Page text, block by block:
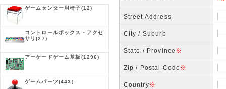
ゲームセンター用椅子(12)
コントロールボックス・アクセ
サリ(27)
アーケードゲーム基板 (1296)
ゲームパーツ(443)
Street Address
City / Suburb
State / Province ※
Zip / Postal Code ※
Country※